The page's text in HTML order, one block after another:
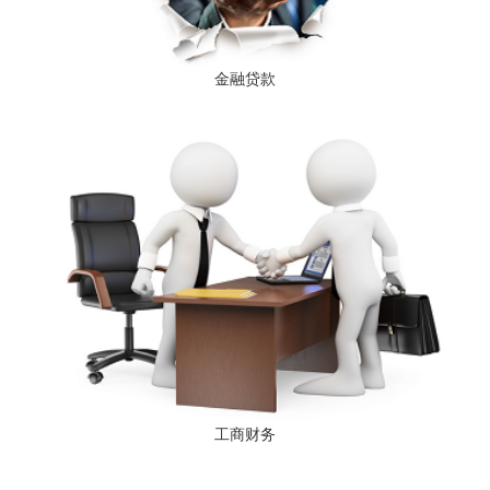
金融贷款
工商财务